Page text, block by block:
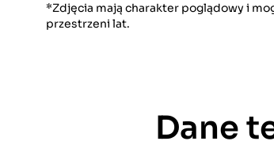
*Zdjęcia mają charakter poglądowy i
przestrzeni lat.
Dane